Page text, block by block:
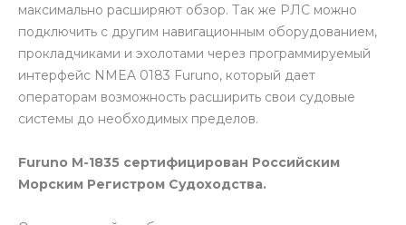
максимально расширяют обзор. Так же РЛС можно
подключить с другим навигационным оборудованием,
прокладчиками и эхолотами через программируемый
интерфейс NMEA 0183 Furuno, который дает
операторам возможность расширить свои судовые
системы до необходимых пределов.
Furuno М-1835 сертифицирован Российским
Морским Регистром Судоходства.